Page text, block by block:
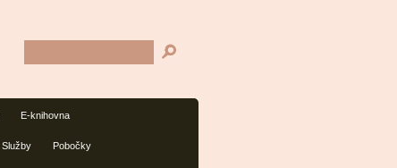
E-knihovna
Služby Pobočky